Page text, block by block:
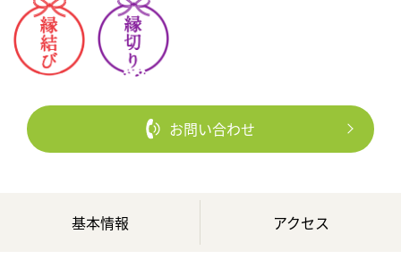
お問い合わせ
基本情報 アクセス